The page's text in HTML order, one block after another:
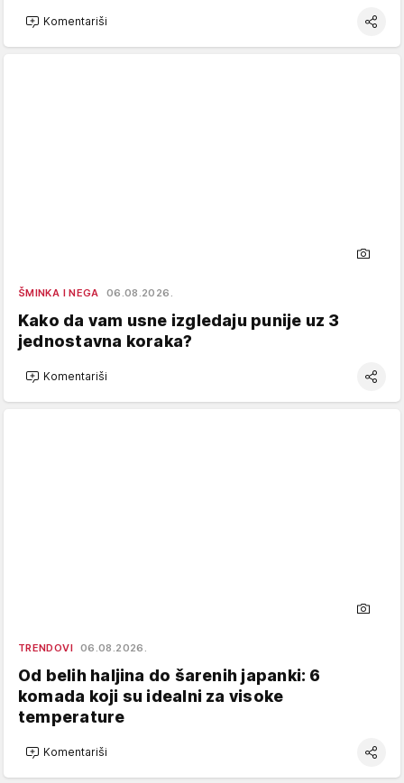
Komentariši
ŠMINKA I NEGA 06.08.2026.
Kako da vam usne izgledaju punije uz 3
jednostavna koraka?
Komentariši
TRENDOVI 06.08.2026.
Od belih haljina do šarenih japanki: 6
komada koji su idealni za visoke
temperature
Komentariši